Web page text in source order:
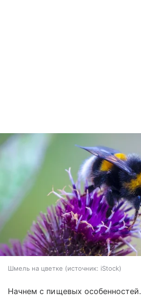
Шмель на цветке источник: iStock
Начнем с пищевых